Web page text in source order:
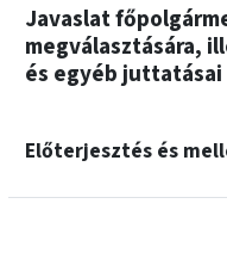
Javaslat
megválasztására,
és egyéb
Előterjesztés és